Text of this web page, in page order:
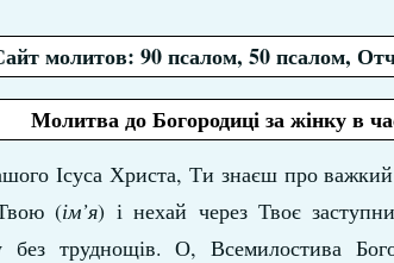
молитов: 90 псалом, 50 псалом,
Молитва до Богородиці за жінку в
Ісуса Христа, Ти знаєш про важкий
(ім’я) і нехай через Твоє
без труднощів. О, Всемилостива